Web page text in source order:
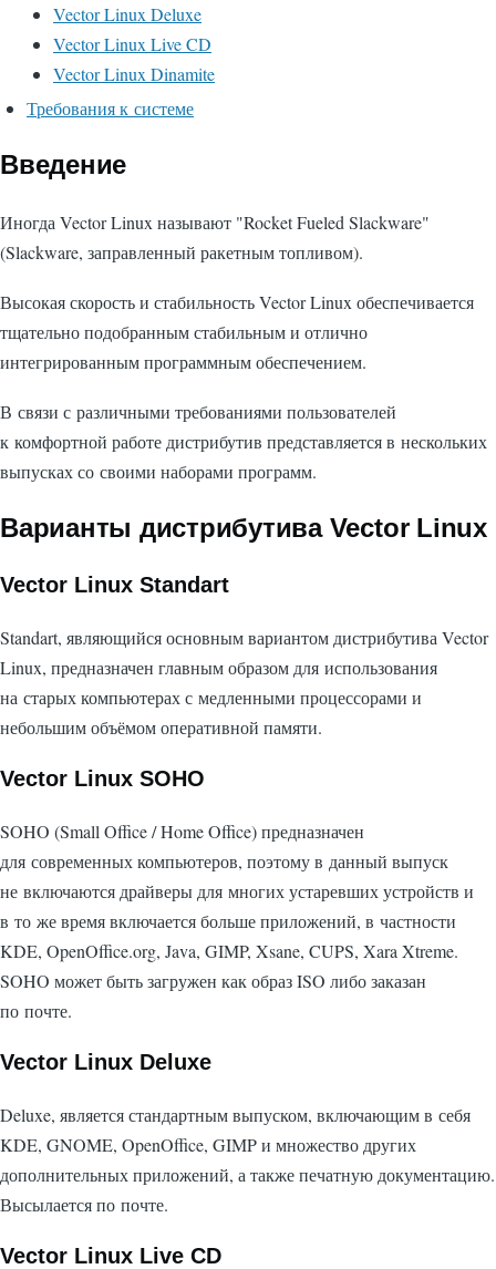
Vector Linux Deluxe
Vector Linux Live CD
Vector Linux Dinamite
Требования к системе
Введение
Иногда Vector Linux называют "Rocket Fueled Slackware"
(Slackware, заправленный ракетным топливом).
Высокая скорость и стабильность Vector Linux обеспечивается
тщательно подобранным стабильным и отлично
интегрированным программным обеспечением.
В связи с различными требованиями пользователей
к комфортной работе дистрибутив представляется в нескольких
выпусках со своими наборами программ.
Варианты дистрибутива Vector Linux
Vector Linux Standart
Standart, являющийся основным вариантом дистрибутива Vector
Linux, предназначен главным образом для использования
на старых компьютерах с медленными процессорами и
небольшим объёмом оперативной памяти.
Vector Linux SOHO
SOHO (Small Office / Home Office) предназначен
для современных компьютеров, поэтому в данный выпуск
не включаются драйверы для многих устаревших устройств и
в то же время включается больше приложений, в частности
KDE, OpenOffice.org, Java, GIMP, Xsane, CUPS, Xara Xtreme.
SOHO может быть загружен как образ ISO либо заказан
по почте.
Vector Linux Deluxe
Deluxe, является стандартным выпуском, включающим в себя
KDE, GNOME, OpenOffice, GIMP и множество других
дополнительных приложений, а также печатную документацию.
Высылается по почте.
Vector Linux Live CD